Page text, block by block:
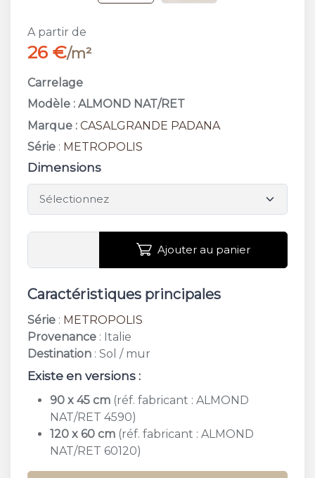
A partir de
26 €/m²
Carrelage
Modèle : ALMOND NAT/RET
Marque : CASALGRANDE PADANA
Série : METROPOLIS
Dimensions
Ajouter au panier
Caractéristiques principales
Série : METROPOLIS
Provenance : Italie
Destination : Sol / mur
Existe en versions :
90 x 45 cm (réf. fabricant : ALMOND
NAT/RET 4590)
120 x 60 cm (réf. fabricant : ALMOND
NAT/RET 60120)